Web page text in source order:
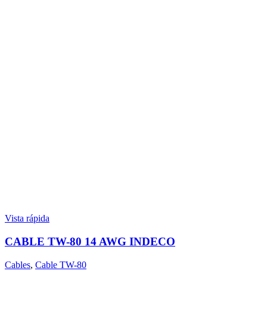
Vista rápida
CABLE TW-80 14 AWG INDECO
Cables, Cable TW-80